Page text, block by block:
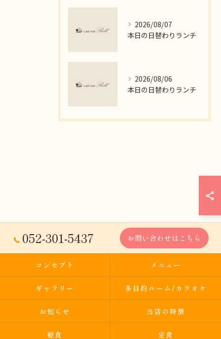
2026/08/07
本日の日替わりランチ
2026/08/06
本日の日替わりランチ
052-301-5437 お問い合わせはこちら
コンセプト メニュー
ギャラリー 多目的ルーム/カラオケ
お知らせ 当店の特徴
軽食 定食